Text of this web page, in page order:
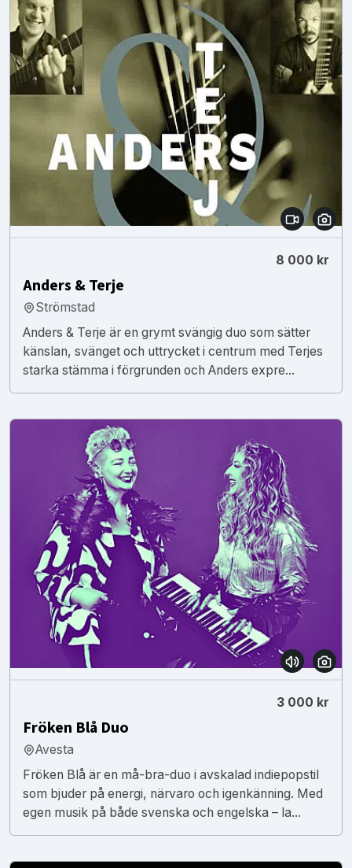
8 000 kr
Anders & Terje
Strömstad
Anders & Terje är en grymt svängig duo som sätter
känslan, svänget och uttrycket i centrum med Terjes
starka stämma i förgrunden och Anders expre...
3 000 kr
Fröken Blå Duo
Avesta
Fröken Blå är en må-bra-duo i avskalad indiepopstil
som bjuder på energi, närvaro och igenkänning. Med
egen musik på både svenska och engelska – la...